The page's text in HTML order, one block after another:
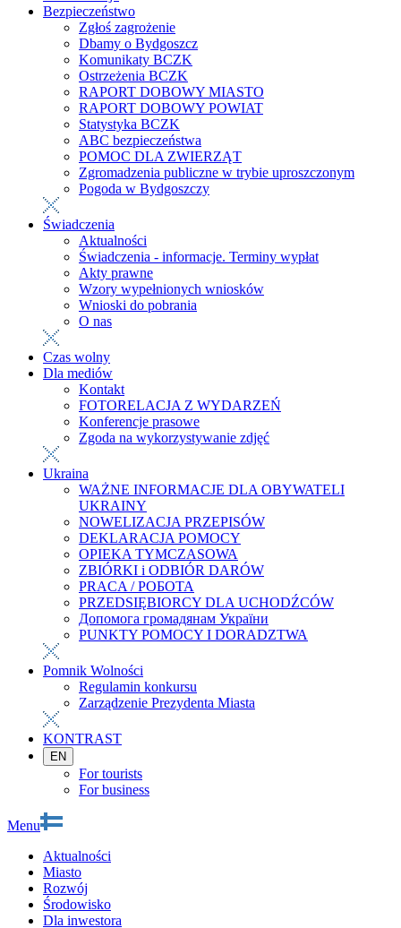
Bezpieczeństwo
Zgłoś zagrożenie
Dbamy o Bydgoszcz
Komunikaty BCZK
Ostrzeżenia BCZK
RAPORT DOBOWY MIASTO
RAPORT DOBOWY POWIAT
Statystyka BCZK
ABC bezpieczeństwa
POMOC DLA ZWIERZĄT
Zgromadzenia publiczne w trybie uproszczonym
Pogoda w Bydgoszczy
Świadczenia
Aktualności
Świadczenia - informacje. Terminy wypłat
Akty prawne
Wzory wypełnionych wniosków
Wnioski do pobrania
O nas
Czas wolny
Dla mediów
Kontakt
FOTORELACJA Z WYDARZEŃ
Konferencje prasowe
Zgoda na wykorzystywanie zdjęć
Ukraina
WAŻNE INFORMACJE DLA OBYWATELI
UKRAINY
NOWELIZACJA PRZEPISÓW
DEKLARACJA POMOCY
OPIEKA TYMCZASOWA
ZBIÓRKI i ODBIÓR DARÓW
PRACA / РОБОТА
PRZEDSIĘBIORCY DLA UCHODŹCÓW
Допомога громадянам України
PUNKTY POMOCY I DORADZTWA
Pomnik Wolności
Regulamin konkursu
Zarządzenie Prezydenta Miasta
KONTRAST
EN
For tourists
For business
Menu
Aktualności
Miasto
Rozwój
Środowisko
Dla inwestora